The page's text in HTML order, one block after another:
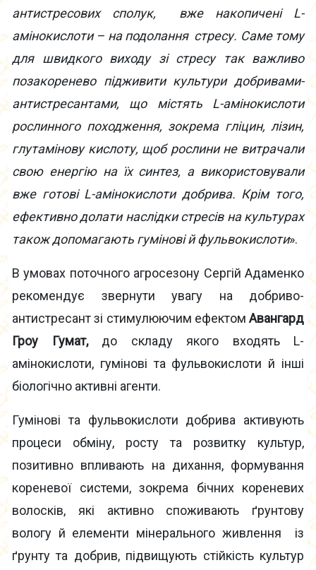
антистресових сполук, вже накопичені L-
амінокислоти – на подолання стресу. Саме тому
для швидкого виходу зі стресу так важливо
позакоренево підживити культури добривами-
антистресантами, що містять L-амінокислоти
рослинного походження, зокрема гліцин, лізин,
глутамінову кислоту, щоб рослини не витрачали
свою енергію на їх синтез, а використовували
вже готові L-амінокислоти добрива. Крім того,
ефективно долати наслідки стресів на культурах
також допомагають гумінові й фульвокислоти».
В умовах поточного агросезону Сергій Адаменко
рекомендує звернути увагу на добриво-
антистресант зі стимулюючим ефектом Авангард
Гроу Гумат,до складу якого входять L-
амінокислоти, гумінові та фульвокислоти й інші
біологічно активні агенти.
Гумінові та фульвокислоти добрива активують
процеси обміну, росту та розвитку культур,
позитивно впливають на дихання, формування
кореневої системи, зокрема бічних кореневих
волосків, які активно споживають ґрунтову
вологу й елементи мінерального живлення із
ґрунту та добрив, підвищують стійкість культур